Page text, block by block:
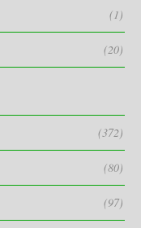
(1)
(20)
(372)
(80)
(97)